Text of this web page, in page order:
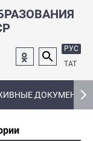
РУС
ТАТ
ДОКУМЕНТЫ